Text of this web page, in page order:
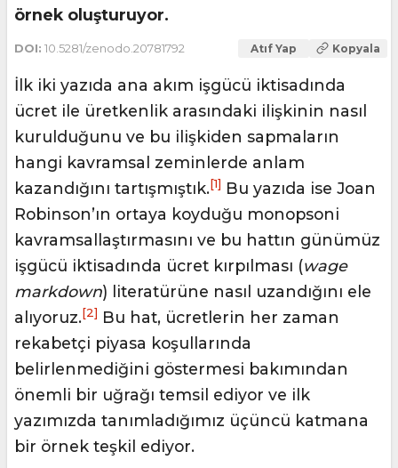
örnek oluşturuyor.
DOI: 10.5281/zenodo.20781792 Atıf Yap Kopyala
İlk iki yazıda ana akım işgücü iktisadında
ücret ile üretkenlik arasındaki ilişkinin nasıl
kurulduğunu ve bu ilişkiden sapmaların
hangi kavramsal zeminlerde anlam
kazandığını tartışmıştık.[1] Bu yazıda ise Joan
Robinson’ın ortaya koyduğu monopsoni
kavramsallaştırmasını ve bu hattın günümüz
işgücü iktisadında ücret kırpılması (wage
markdown) literatürüne nasıl uzandığını ele
alıyoruz.[2] Bu hat, ücretlerin her zaman
rekabetçi piyasa koşullarında
belirlenmediğini göstermesi bakımından
önemli bir uğrağı temsil ediyor ve ilk
yazımızda tanımladığımız üçüncü katmana
bir örnek teşkil ediyor.